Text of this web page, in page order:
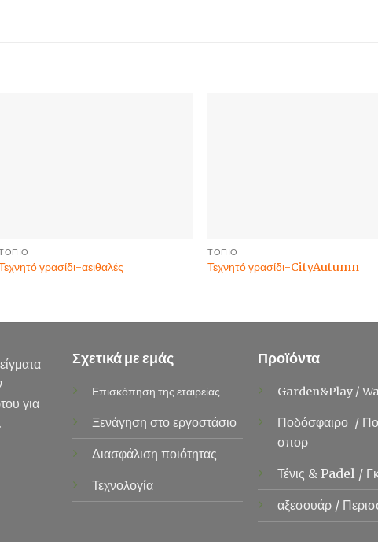
γρασίδι-αειθαλές
ΤΟΠΊΟ
Τεχνητό γρασίδι-CityAutumn
για
Σχετικά με εμάς
Επισκόπηση της εταιρείας
Ξενάγηση στο εργοστάσιο
Διασφάλιση ποιότητας
Τεχνολογία
Προϊόντα
Garden&Play /
Ποδόσφαιρο /
σπορ
Τένις &Padel /
αξεσουάρ /